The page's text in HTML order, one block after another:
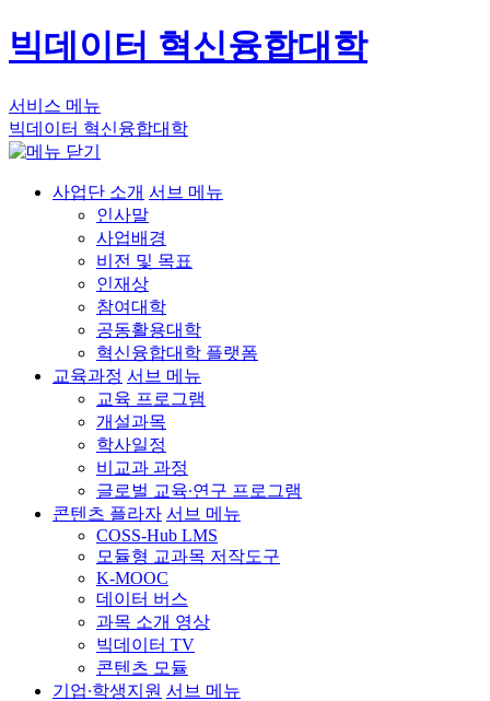
빅데이터 혁신융합대학
서비스 메뉴
빅데이터 혁신융합대학
사업단 소개 서브 메뉴
인사말
사업배경
비전 및 목표
인재상
참여대학
공동활용대학
혁신융합대학 플랫폼
교육과정 서브 메뉴
교육 프로그램
개설과목
학사일정
비교과 과정
글로벌 교육∙연구 프로그램
콘텐츠 플라자 서브 메뉴
COSS-Hub LMS
모듈형 교과목 저작도구
K-MOOC
데이터 버스
과목 소개 영상
빅데이터 TV
콘텐츠 모듈
기업∙학생지원 서브 메뉴